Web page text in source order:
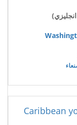
Caribbean